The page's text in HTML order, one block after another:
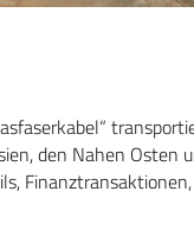
den Nahen Osten